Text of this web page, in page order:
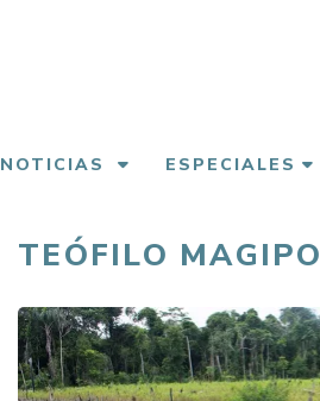
NOTICIAS ESPECIALES
TEÓFILO MAGIPO